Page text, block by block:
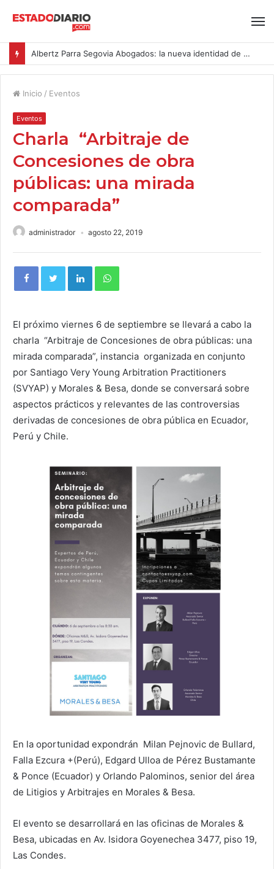
Albertz Parra Segovia Abogados: la nueva identidad de Segovia Consulting
Inicio / Eventos
Eventos
Charla “Arbitraje de
Concesiones de obra
públicas: una mirada
comparada”
administrador agosto 22, 2019
El próximo viernes 6 de septiembre se llevará a cabo la
charla “Arbitraje de Concesiones de obra públicas: una
mirada comparada”, instancia organizada en conjunto
por Santiago Very Young Arbitration Practitioners
(SVYAP) y Morales & Besa, donde se conversará sobre
aspectos prácticos y relevantes de las controversias
derivadas de concesiones de obra pública en Ecuador,
Perú y Chile.
En la oportunidad expondrán Milan Pejnovic de Bullard,
Falla Ezcura +(Perú), Edgard Ulloa de Pérez Bustamante
& Ponce (Ecuador) y Orlando Palominos, senior del área
de Litigios y Arbitrajes en Morales & Besa.
El evento se desarrollará en las oficinas de Morales &
Besa, ubicadas en Av. Isidora Goyenechea 3477, piso 19,
Las Condes.